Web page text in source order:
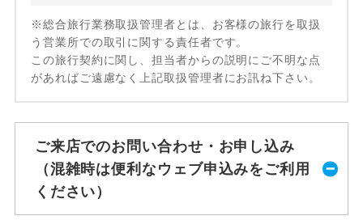
※総合旅行業務取扱管理者とは、お客様の旅行を取扱
う営業所での取引に関する責任者です。
この旅行契約に関し、担当者からの説明にご不明な点
があればご遠慮なく上記取扱管理者にお訊ね下さい。
ご来店でのお問い合わせ・お申し込み
（混雑時は便利なウェブ申込みをご利用
ください）